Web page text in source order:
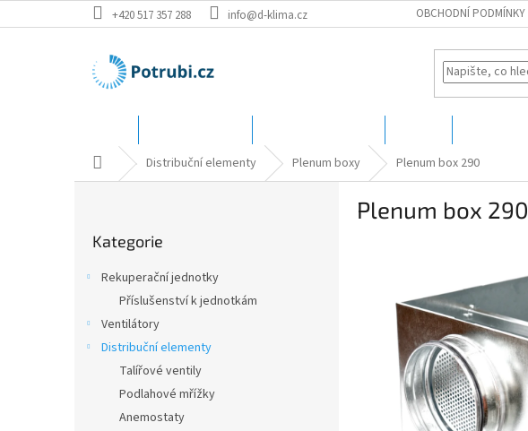
na
+420 517 357 288 info@d-klima.cz OBCHODNÍ PODMÍNKY
Domů Distribuční elementy Plenum boxy Plenum box 290
kategorie
Kategorie
Rekuperační jednotky
Příslušenství k jednotkám
Ventilátory
Distribuční elementy
Talířové ventily
Podlahové mřížky
Anemostaty
Plenum box 290